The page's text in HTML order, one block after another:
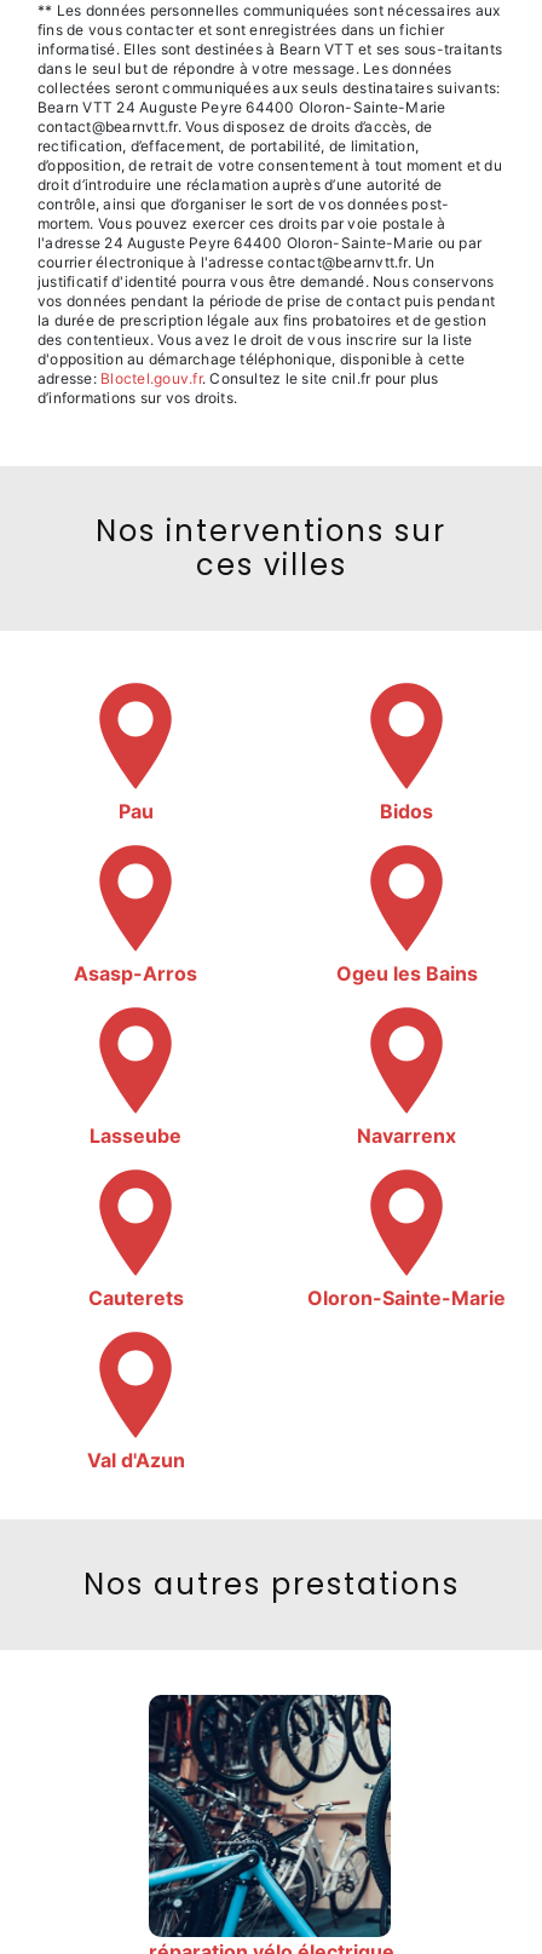
** Les données personnelles communiquées sont nécessaires aux
fins de vous contacter et sont enregistrées dans un fichier
informatisé. Elles sont destinées à Bearn VTT et ses sous-traitants
dans le seul but de répondre à votre message. Les données
collectées seront communiquées aux seuls destinataires suivants:
Bearn VTT 24 Auguste Peyre 64400 Oloron-Sainte-Marie
contact@bearnvtt.fr. Vous disposez de droits d’accès, de
rectification, d’effacement, de portabilité, de limitation,
d’opposition, de retrait de votre consentement à tout moment et du
droit d’introduire une réclamation auprès d’une autorité de
contrôle, ainsi que d’organiser le sort de vos données post-
mortem. Vous pouvez exercer ces droits par voie postale à
l'adresse 24 Auguste Peyre 64400 Oloron-Sainte-Marie ou par
courrier électronique à l'adresse contact@bearnvtt.fr. Un
justificatif d'identité pourra vous être demandé. Nous conservons
vos données pendant la période de prise de contact puis pendant
la durée de prescription légale aux fins probatoires et de gestion
des contentieux. Vous avez le droit de vous inscrire sur la liste
d'opposition au démarchage téléphonique, disponible à cette
adresse: Bloctel.gouv.fr. Consultez le site cnil.fr pour plus
d’informations sur vos droits.
Nos interventions sur
ces villes
Pau Bidos
Asasp-Arros Ogeu les Bains
Lasseube Navarrenx
Cauterets Oloron-Sainte-Marie
Val d'Azun
Nos autres prestations